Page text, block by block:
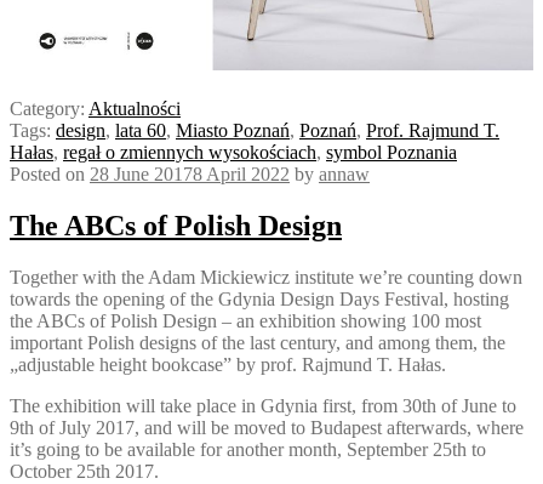
Category: Aktualności
Tags: design, lata 60, Miasto Poznań, Poznań, Prof. Rajmund T.
Hałas, regał o zmiennych wysokościach, symbol Poznania
Posted on 28 June 20178 April 2022 by annaw
The ABCs of Polish Design
Together with the Adam Mickiewicz institute we’re counting down
towards the opening of the Gdynia Design Days Festival, hosting
the ABCs of Polish Design – an exhibition showing 100 most
important Polish designs of the last century, and among them, the
„adjustable height bookcase” by prof. Rajmund T. Hałas.
The exhibition will take place in Gdynia first, from 30th of June to
9th of July 2017, and will be moved to Budapest afterwards, where
it’s going to be available for another month, September 25th to
October 25th 2017.